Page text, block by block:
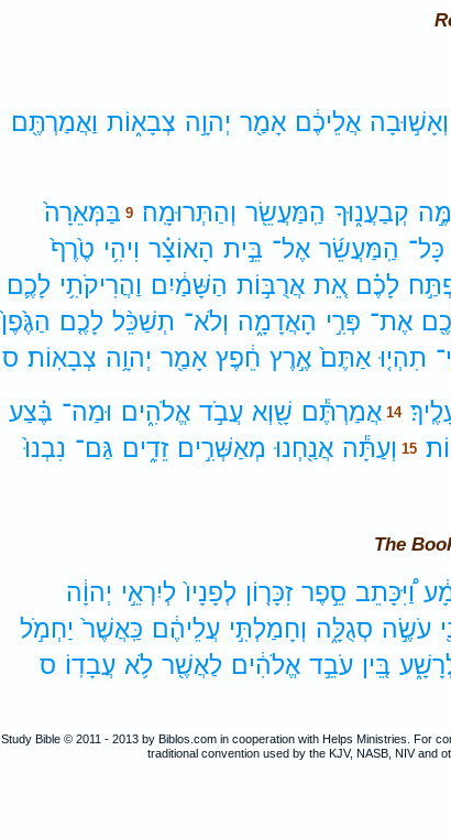
וְאָשׁ֣וּבָה אֲלֵיכֶ֔ם אָמַ֖ר יְהוָ֣ה צְבָא֑וֹת וַאֲמַרְתֶּ֖ם
קְבַעֲנ֑וּךָ הַֽמַּעֲשֵׂ֖ר וְהַתְּרוּמָֽה׃ 9 בַּמְּאֵרָה֙
כָּל־ הַֽמַּעֲשֵׂ֜ר אֶל־ בֵּ֣ית הָאוֹצָ֗ר וִיהִ֥י טֶ֙רֶף֙
לָכֶ֗ם אֵ֚ת אֲרֻבּ֣וֹת הַשָּׁמַ֔יִם וַהֲרִיקֹתִ֥י לָכֶ֛ם
אֶת־ פְּרִ֣י הָאֲדָמָ֑ה וְלֹא־ תְשַׁכֵּ֨ל לָכֶ֤ם הַגֶּ֙פֶן֙
תִהְי֤וּ אַתֶּם֙ אֶ֣רֶץ חֵ֔פֶץ אָמַ֖ר יְהוָ֥ה צְבָאֽוֹת׃ ס
14 אֲמַרְתֶּ֕ם שָׁ֖וְא עֲבֹ֣ד אֱלֹהִ֑ים וּמַה־ בֶּ֗צַע
15 וְעַתָּ֕ה אֲנַ֖חְנוּ מְאַשְּׁרִ֣ים זֵדִ֑ים גַּם־ נִבְנוּ֙
The
וַ֠יִּכָּתֵב סֵ֣פֶר זִכָּר֤וֹן לְפָנָיו֙ לְיִרְאֵ֣י יְהוָ֔ה
עֹשֶׂ֣ה סְגֻלָּ֑ה וְחָמַלְתִּ֣י עֲלֵיהֶ֔ם כַּֽאֲשֶׁר֙ יַחְמֹ֣ל
בֵּ֚ין עֹבֵ֣ד אֱלֹהִ֔ים לַאֲשֶׁ֖ר לֹ֥א עֲבָדֽוֹ׃ ס
Study Bible © 2011 - 2013 by Biblos.com in cooperation with Helps Ministries. For
traditional convention used by the KJV, NASB, NIV and